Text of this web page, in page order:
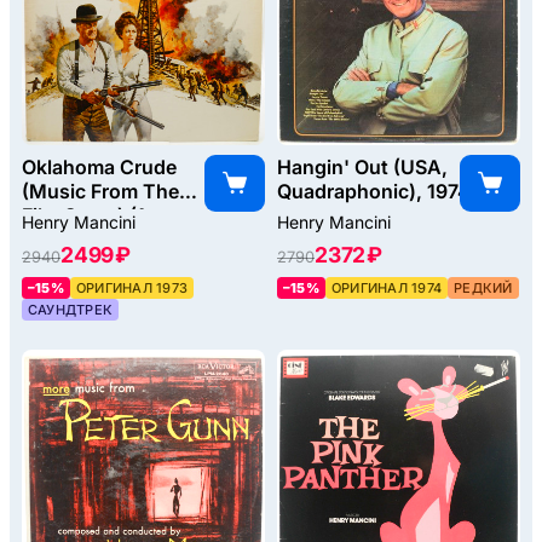
Oklahoma Crude
(Music From The
Film Score) (1-st,
USA), 1973
Henry Mancini
29402499 ₽
–15%
ОРИГИНАЛ 1973
САУНДТРЕК
Hangin' Out (USA,
Quadraphonic), 1974
Henry Mancini
27902372 ₽
–15% ОРИГИНАЛ 1974 РЕДКИЙ